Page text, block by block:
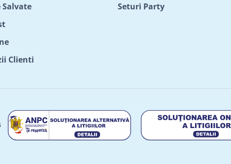
Salvate
Clienti
Seturi Party